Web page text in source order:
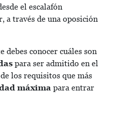
el escalafón
a través de una oposición
debes conocer cuáles son
para ser admitido en el
los requisitos que más
máxima para entrar